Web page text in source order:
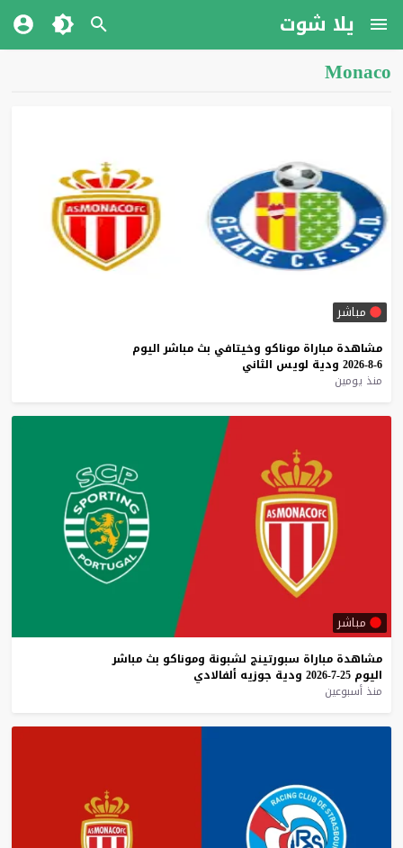
يلا شوت
Monaco
مباشر
مشاهدة مباراة موناكو وخيتافي بث مباشر اليوم
6-8-2026
ودية لويس الثاني
منذ يومين
مباشر
مشاهدة مباراة سبورتينج لشبونة وموناكو بث مباشر
اليوم 25-7-2026 ودية جوزيه ألفالادي
منذ أسبوعين